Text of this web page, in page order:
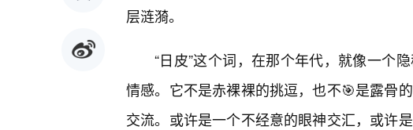
层涟漪。
“日皮”这个词，在那个年代，就像一个
情感。它不是赤裸裸的挑逗，也不🎯是露骨
交流。或许是一个不经意的眼神交汇，或许